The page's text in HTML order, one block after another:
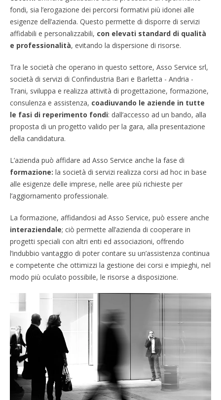
fondi, sia l’erogazione dei percorsi formativi più idonei alle
esigenze dell’azienda. Questo permette di disporre di servizi
affidabili e personalizzabili, con elevati standard di qualità
e professionalità, evitando la dispersione di risorse.
Tra le società che operano in questo settore, Asso Service srl,
società di servizi di Confindustria Bari e Barletta - Andria -
Trani, sviluppa e realizza attività di progettazione, formazione,
consulenza e assistenza, coadiuvando le aziende in tutte
le fasi di reperimento fondi: dall’accesso ad un bando, alla
proposta di un progetto valido per la gara, alla presentazione
della candidatura.
L’azienda può affidare ad Asso Service anche la fase di
formazione: la società di servizi realizza corsi ad hoc in base
alle esigenze delle imprese, nelle aree più richieste per
l’aggiornamento professionale.
La formazione, affidandosi ad Asso Service, può essere anche
interaziendale; ciò permette all’azienda di cooperare in
progetti speciali con altri enti ed associazioni, offrendo
l’indubbio vantaggio di poter contare su un’assistenza continua
e competente che ottimizzi la gestione dei corsi e impieghi, nel
modo più oculato possibile, le risorse a disposizione.